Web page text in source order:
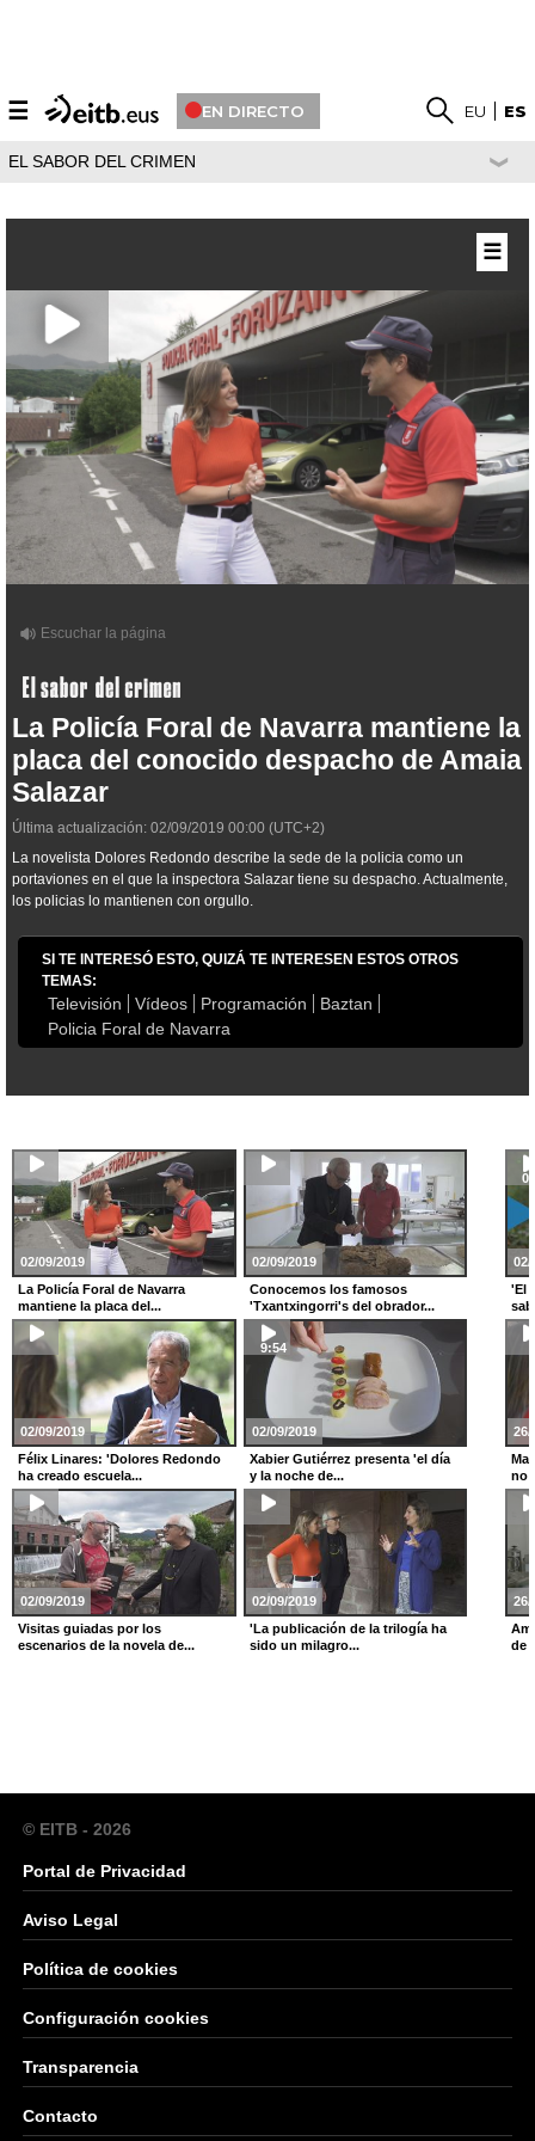
☰ EN DIRECTO EU ES
EL SABOR DEL CRIMEN
La Policía Foral de Navarra mantiene la
placa del conocido despacho de Amaia
Salazar
Última actualización: 02/09/2019 00:00 (UTC+2)
La novelista Dolores Redondo describe la sede de la policia como un
portaviones en el que la inspectora Salazar tiene su despacho. Actualmente,
los policias lo mantienen con orgullo.
SI TE INTERESÓ ESTO, QUIZÁ TE INTERESEN ESTOS OTROS
TEMAS:
Televisión Vídeos Programación
Baztan
Policia Foral de Navarra
☰
02/09/2019
La Policía Foral de Navarra
mantiene la placa del...
02/09/2019
Conocemos los famosos
'Txantxingorri's del obrador...
02/09/2019
Félix Linares: 'Dolores Redondo
ha creado escuela...
02/09/2019
9:54
Xabier Gutiérrez presenta 'el día
y la noche de...
02/09/2019
Visitas guiadas por los
escenarios de la novela de...
02/09/2019
'La publicación de la trilogía ha
sido un milagro...
02/
'El
26/
no
26/
de
© EITB - 2026
Portal de Privacidad
Aviso Legal
Política de cookies
Configuración cookies
Transparencia
Contacto